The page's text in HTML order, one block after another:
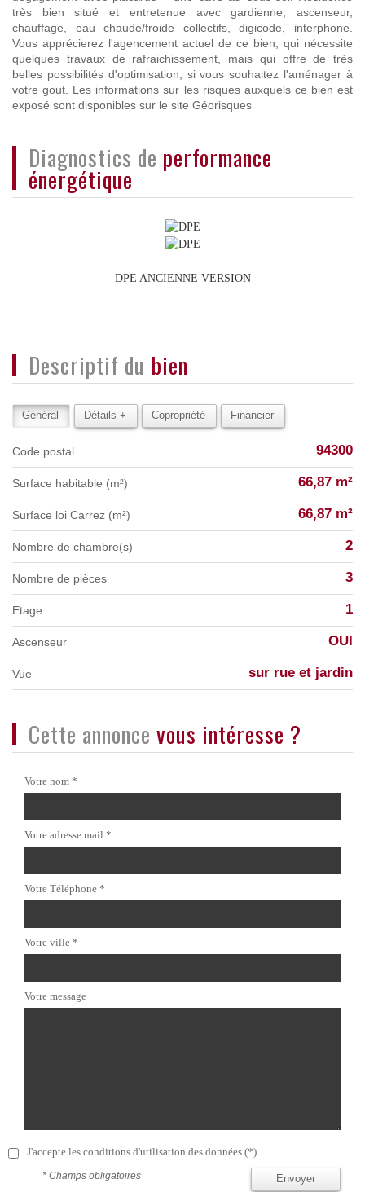
très bien situé et entretenue avec gardienne, ascenseur,
chauffage, eau chaude/froide collectifs, digicode, interphone.
Vous apprécierez l'agencement actuel de ce bien, qui nécessite
quelques travaux de rafraichissement, mais qui offre de très
belles possibilités d'optimisation, si vous souhaitez l'aménager à
votre gout. Les informations sur les risques auxquels ce bien est
exposé sont disponibles sur le site Géorisques
diagnostics de performance
énergétique
DPE ANCIENNE VERSION
descriptif du bien
Général Détails + Copropriété Financier
Code postal 94300
Surface habitable (m²) 66,87 m²
Surface loi Carrez (m²) 66,87 m²
Nombre de chambre(s) 2
Nombre de pièces 3
Etage 1
Ascenseur OUI
Vue sur rue et jardin
cette annonce vous intéresse ?
Votre nom *
Votre adresse mail *
Votre Téléphone *
Votre ville *
Votre message
J'accepte les conditions d'utilisation des données (*)
Envoyer
* Champs obligatoires